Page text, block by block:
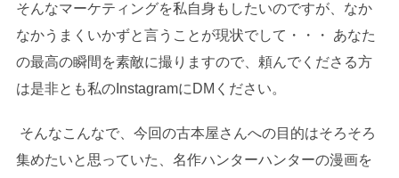
そんなマーケティングを私自身もしたいのですが、なか
なかうまくいかずと言うことが現状でして・・・ あなた
の最高の瞬間を素敵に撮りますので、頼んでくださる方
は是非とも私のInstagramにDMください。
そんなこんなで、今回の古本屋さんへの目的はそろそろ
集めたいと思っていた、名作ハンターハンターの漫画を